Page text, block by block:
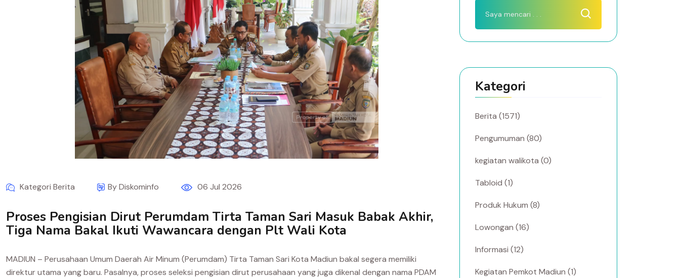
Kategori Berita By Diskominfo 06 Jul 2026
Proses Pengisian Dirut Perumdam Tirta Taman Sari Masuk Babak Akhir,
Tiga Nama Bakal Ikuti Wawancara dengan Plt Wali Kota
MADIUN – Perusahaan Umum Daerah Air Minum (Perumdam) Tirta Taman Sari Kota Madiun bakal segera memiliki
direktur utama yang baru. Pasalnya, proses seleksi pengisian dirut perusahaan yang juga dikenal dengan nama PDAM
Kategori
Berita (1571)
Pengumuman (80)
kegiatan walikota (0)
Tabloid (1)
Produk Hukum (8)
Lowongan (16)
Informasi (12)
Kegiatan Pemkot Madiun (1)